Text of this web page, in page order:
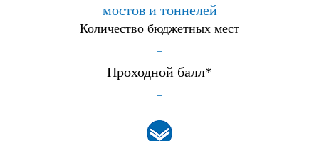
мостов и тоннелей
Количество бюджетных мест
-
Проходной балл*
-